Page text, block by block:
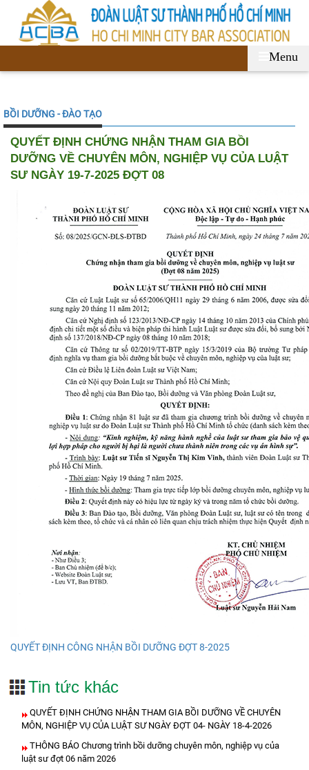
Menu
BỒI DƯỠNG - ĐÀO TẠO
QUYẾT ĐỊNH CHỨNG NHẬN THAM GIA BỒI
DƯỠNG VỀ CHUYÊN MÔN, NGHIỆP VỤ CỦA LUẬT
SƯ NGÀY 19-7-2025 ĐỢT 08
QUYẾT ĐỊNH CÔNG NHẬN BỒI DƯỠNG ĐỢT 8-2025
Tin tức khác
QUYẾT ĐỊNH CHỨNG NHẬN THAM GIA BỒI DƯỠNG VỀ CHUYÊN
MÔN, NGHIỆP VỤ CỦA LUẬT SƯ NGÀY ĐỢT 04- NGÀY 18-4-2026
THÔNG BÁO Chương trình bồi dưỡng chuyên môn, nghiệp vụ của
luật sư đợt 06 năm 2026